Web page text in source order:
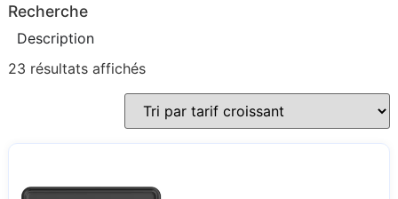
Recherche
Description
23 résultats affichés